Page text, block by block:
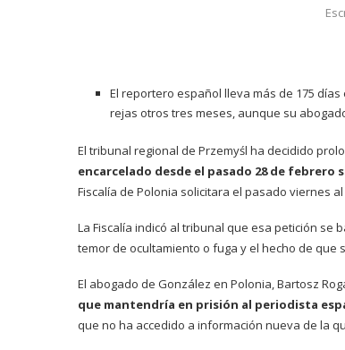
El reportero español lleva más de 175
rejas otros tres meses, aunque su
El tribunal regional de Przemyśl ha decidido
encarcelado desde el pasado 28 de febrero
Fiscalía de Polonia solicitara el pasado viernes
La Fiscalía indicó al tribunal que esa petición
temor de ocultamiento o fuga y el hecho de
El abogado de González en Polonia, Bartosz
que mantendría en prisión al periodista
que no ha accedido a información nueva de la